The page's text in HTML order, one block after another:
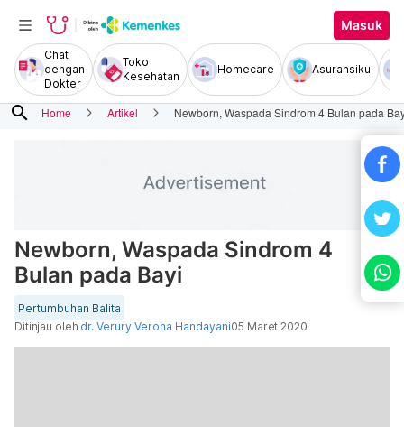
Masuk
Chat
dengan
Dokter
Toko
Kesehatan
Homecare Asuransiku
search Home Artikel Newborn, Waspada Sindrom 4 Bulan pada
Newborn, Waspada Sindrom 4
Bulan pada Bayi
Pertumbuhan Balita
Ditinjau oleh dr. Verury Verona Handayani05 Maret 2020